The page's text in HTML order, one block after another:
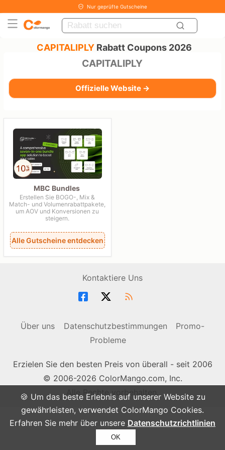
🍪 Um das beste Erlebnis auf unserer Website zu
gewährleisten, verwendet ColorMango Cookies.
Erfahren Sie mehr über unsere Datenschutzrichtlinien
OK
Nur geprüfte Gutscheine
CAPITALIPLYRabatt Coupons 2026
CAPITALIPLY
Offizielle Website →
MBC Bundles
Erstellen Sie BOGO-, Mix &
Match- und Volumenrabattpakete,
um AOV und Konversionen zu
steigern.
Alle Gutscheine entdecken
Kontaktiere Uns
Über uns Datenschutzbestimmungen
Promo-
Probleme
Erzielen Sie den besten Preis von überall - seit 2006
© 2006-2026 ColorMango.com, Inc.
Alle Rechte vorbehalten.